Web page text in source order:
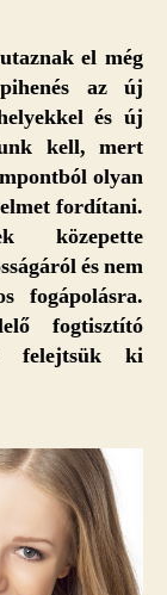
cukor-
alkoholfogyasztás
el még
az új
és új
kell, mert
olyan
fordítani.
közepette
és nem
fogápolásra.
fogtisztító
felejtsük ki